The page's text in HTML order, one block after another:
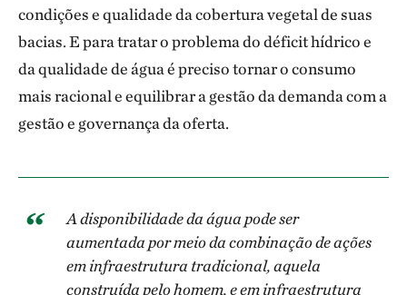
condições e qualidade da cobertura vegetal de suas
bacias. E para tratar o problema do déficit hídrico e
da qualidade de água é preciso tornar o consumo
mais racional e equilibrar a gestão da demanda com a
gestão e governança da oferta.
A disponibilidade da água pode ser
aumentada por meio da combinação de ações
em infraestrutura tradicional, aquela
construída pelo homem, e em infraestrutura